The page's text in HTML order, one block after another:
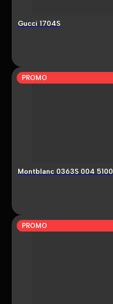
Gucci 1704S
PROMO
Montblanc 0363S 004 5100
PROMO